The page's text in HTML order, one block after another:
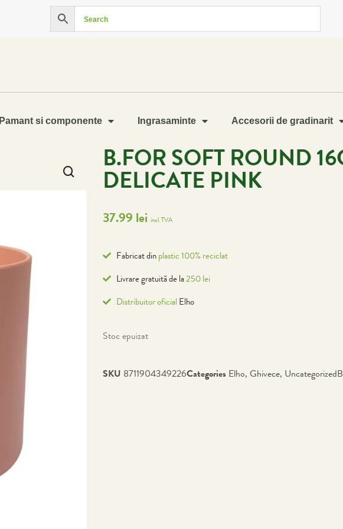
Pamant si componente Ingrasaminte Accesorii de gradinarit
B.FOR SOFT ROUND
DELICATE PINK
37.99 lei incl. TVA
Fabricat dinplastic 100% reciclat
Livrare gratuită de la250 lei
Distribuitor oficial Elho
Stoc epuizat
SKU 8711904349226Categories Elho, Ghivece, Uncategorized